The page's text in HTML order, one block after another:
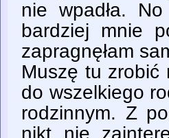
nie wpadła.
bardziej mnie
zapragnęłam
Muszę tu zrobić
do wszelkiego
rodzinnym. Z
nikt nie